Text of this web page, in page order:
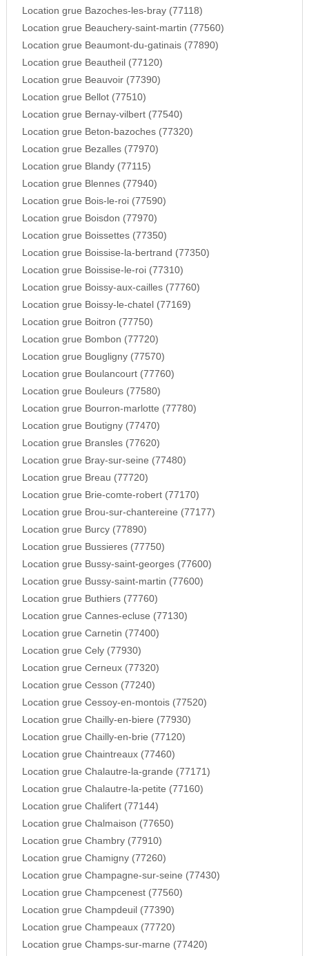
Location grue Bazoches-les-bray (77118)
Location grue Beauchery-saint-martin (77560)
Location grue Beaumont-du-gatinais (77890)
Location grue Beautheil (77120)
Location grue Beauvoir (77390)
Location grue Bellot (77510)
Location grue Bernay-vilbert (77540)
Location grue Beton-bazoches (77320)
Location grue Bezalles (77970)
Location grue Blandy (77115)
Location grue Blennes (77940)
Location grue Bois-le-roi (77590)
Location grue Boisdon (77970)
Location grue Boissettes (77350)
Location grue Boissise-la-bertrand (77350)
Location grue Boissise-le-roi (77310)
Location grue Boissy-aux-cailles (77760)
Location grue Boissy-le-chatel (77169)
Location grue Boitron (77750)
Location grue Bombon (77720)
Location grue Bougligny (77570)
Location grue Boulancourt (77760)
Location grue Bouleurs (77580)
Location grue Bourron-marlotte (77780)
Location grue Boutigny (77470)
Location grue Bransles (77620)
Location grue Bray-sur-seine (77480)
Location grue Breau (77720)
Location grue Brie-comte-robert (77170)
Location grue Brou-sur-chantereine (77177)
Location grue Burcy (77890)
Location grue Bussieres (77750)
Location grue Bussy-saint-georges (77600)
Location grue Bussy-saint-martin (77600)
Location grue Buthiers (77760)
Location grue Cannes-ecluse (77130)
Location grue Carnetin (77400)
Location grue Cely (77930)
Location grue Cerneux (77320)
Location grue Cesson (77240)
Location grue Cessoy-en-montois (77520)
Location grue Chailly-en-biere (77930)
Location grue Chailly-en-brie (77120)
Location grue Chaintreaux (77460)
Location grue Chalautre-la-grande (77171)
Location grue Chalautre-la-petite (77160)
Location grue Chalifert (77144)
Location grue Chalmaison (77650)
Location grue Chambry (77910)
Location grue Chamigny (77260)
Location grue Champagne-sur-seine (77430)
Location grue Champcenest (77560)
Location grue Champdeuil (77390)
Location grue Champeaux (77720)
Location grue Champs-sur-marne (77420)